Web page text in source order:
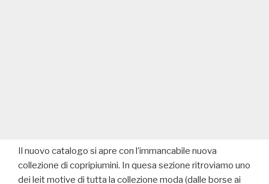
Il nuovo catalogo si apre con l’immancabile nuova
collezione di copripiumini. In quesa sezione ritroviamo uno
dei leit motive di tutta la collezione moda (dalle borse ai